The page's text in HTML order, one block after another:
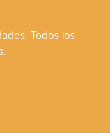
Todos los